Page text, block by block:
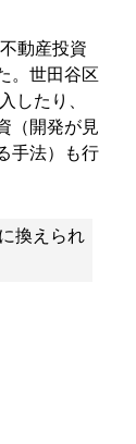
動産投資
。世田谷区
したり、
（開発が見
手法）も行
換えられ